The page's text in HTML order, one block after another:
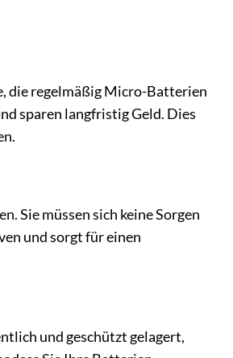
die regelmäßig Micro-Batterien
sparen langfristig Geld. Dies
Sie müssen sich keine Sorgen
und sorgt für einen
und geschützt gelagert,